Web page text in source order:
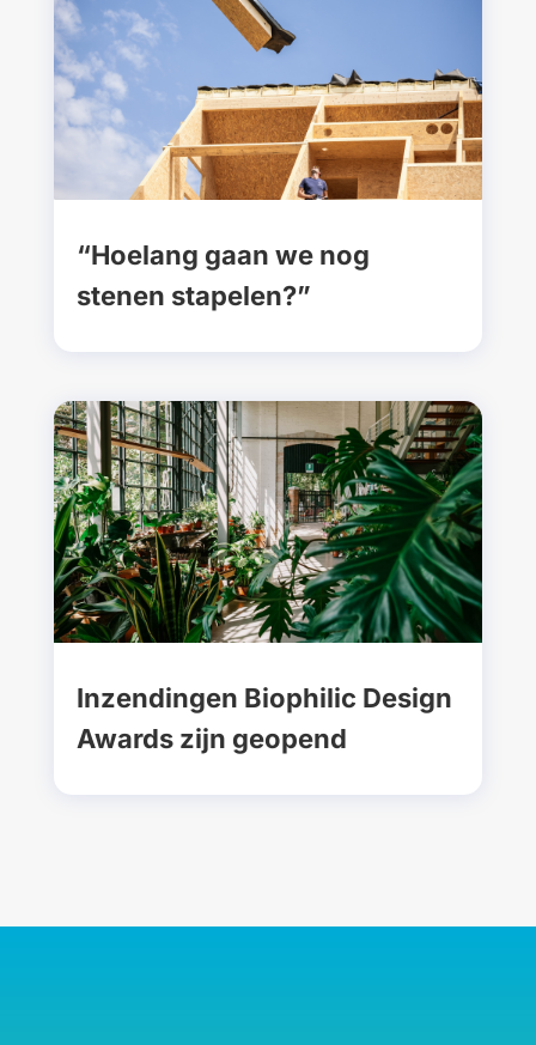
“Hoelang gaan we nog
stenen stapelen?”
Inzendingen Biophilic Design
Awards zijn geopend